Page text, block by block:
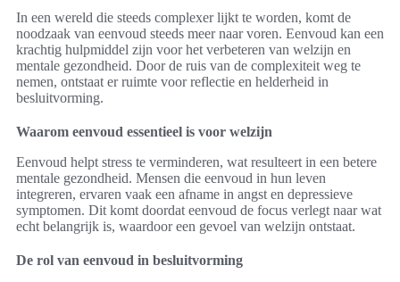
In een wereld die steeds complexer lijkt te worden, komt de
noodzaak van eenvoud steeds meer naar voren. Eenvoud kan een
krachtig hulpmiddel zijn voor het verbeteren van welzijn en
mentale gezondheid. Door de ruis van de complexiteit weg te
nemen, ontstaat er ruimte voor reflectie en helderheid in
besluitvorming.
Waarom eenvoud essentieel is voor welzijn
Eenvoud helpt stress te verminderen, wat resulteert in een betere
mentale gezondheid. Mensen die eenvoud in hun leven
integreren, ervaren vaak een afname in angst en depressieve
symptomen. Dit komt doordat eenvoud de focus verlegt naar wat
echt belangrijk is, waardoor een gevoel van welzijn ontstaat.
De rol van eenvoud in besluitvorming